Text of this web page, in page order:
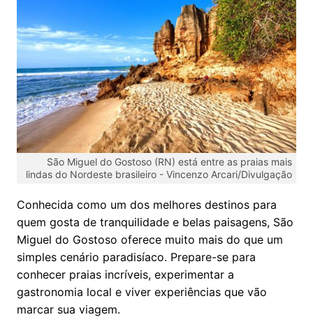
São Miguel do Gostoso (RN) está entre as praias mais
lindas do Nordeste brasileiro - Vincenzo Arcari/Divulgação
Conhecida como um dos melhores destinos para
quem gosta de tranquilidade e belas paisagens, São
Miguel do Gostoso oferece muito mais do que um
simples cenário paradisíaco. Prepare-se para
conhecer praias incríveis, experimentar a
gastronomia local e viver experiências que vão
marcar sua viagem.